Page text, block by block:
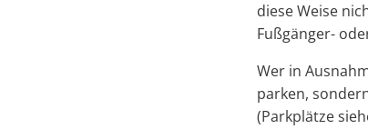
diese Weise
Fußgänger-
Wer in
parken,
(Parkplätze